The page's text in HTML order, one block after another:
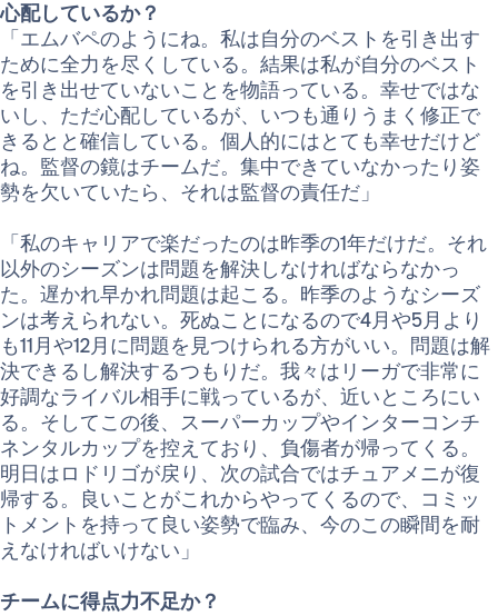
心配しているか？
「エムバペのようにね。私は自分のベストを引き出す
ために全力を尽くしている。結果は私が自分のベスト
を引き出せていないことを物語っている。幸せではな
いし、ただ心配しているが、いつも通りうまく修正で
きるとと確信している。個人的にはとても幸せだけど
ね。監督の鏡はチームだ。集中できていなかったり姿
勢を欠いていたら、それは監督の責任だ」
「私のキャリアで楽だったのは昨季の1年だけだ。それ
以外のシーズンは問題を解決しなければならなかっ
た。遅かれ早かれ問題は起こる。昨季のようなシーズ
ンは考えられない。死ぬことになるので4月や5月より
も11月や12月に問題を見つけられる方がいい。問題は解
決できるし解決するつもりだ。我々はリーガで非常に
好調なライバル相手に戦っているが、近いところにい
る。そしてこの後、スーパーカップやインターコンチ
ネンタルカップを控えており、負傷者が帰ってくる。
明日はロドリゴが戻り、次の試合ではチュアメニが復
帰する。良いことがこれからやってくるので、コミッ
トメントを持って良い姿勢で臨み、今のこの瞬間を耐
えなければいけない」
チームに得点力不足か？